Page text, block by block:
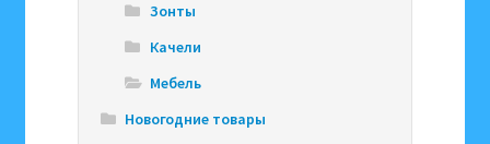
Зонты
Качели
Мебель
Новогодние товары